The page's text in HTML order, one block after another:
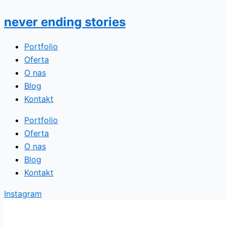
do
never ending stories
Portfolio
Oferta
O nas
Blog
Kontakt
Portfolio
Oferta
O nas
Blog
Kontakt
Instagram